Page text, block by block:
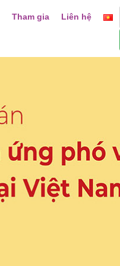
Tham gia Liên hệ